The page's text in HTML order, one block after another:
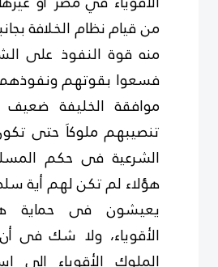
من قيام نظام الخلافة
منه قوة النفوذ على
فسعوا بقوتهم ونفوذهم
موافقة الخليفة
تنصيبهم ملوكاَ حتى
الشرعية فى حكم
هؤلاء لم تكن لهم أية
يعيشون فى حماية
الأقوياء، ولا شك فى
الملوك الأقوياء إلى